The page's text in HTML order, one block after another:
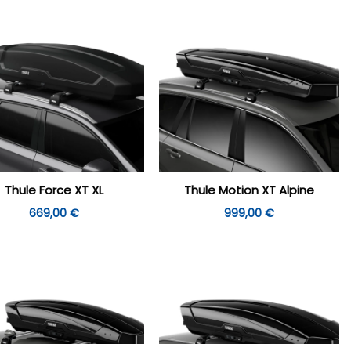
Thule Force XT XL
669,00 €
Thule Motion XT Alpine
999,00€